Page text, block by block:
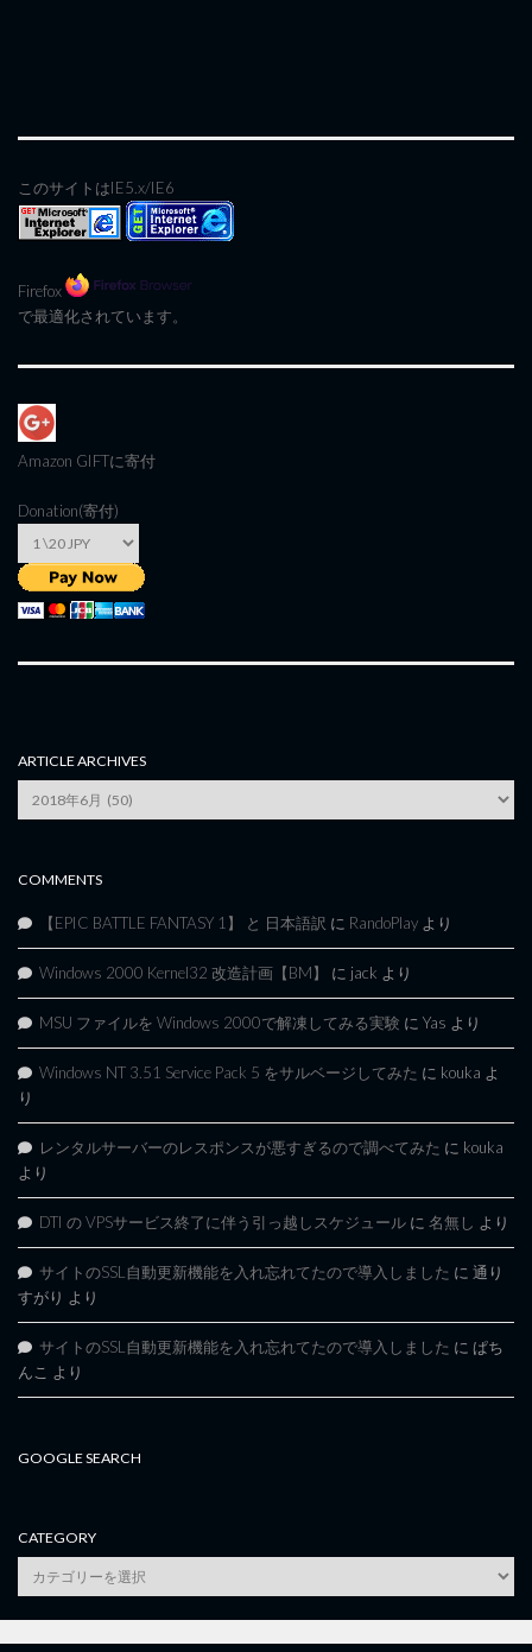
このサイトはIE5.x/IE6
Firefox
で最適化されています。
Amazon GIFTに寄付
Donation(寄付)
ARTICLE ARCHIVES
Article
Archives
COMMENTS
【EPIC BATTLE FANTASY 1】 と 日本語訳 に RandoPlay より
Windows 2000 Kernel32 改造計画【BM】 に jack より
MSU ファイルを Windows 2000で解凍してみる実験 に Yas より
Windows NT 3.51 Service Pack 5 をサルベージしてみた に kouka よ
り
レンタルサーバーのレスポンスが悪すぎるので調べてみた に kouka
より
DTI の VPSサービス終了に伴う引っ越しスケジュール に 名無し より
サイトのSSL自動更新機能を入れ忘れてたので導入しました に 通り
すがり より
サイトのSSL自動更新機能を入れ忘れてたので導入しました に ぱち
んこ より
GOOGLE SEARCH
CATEGORY
category